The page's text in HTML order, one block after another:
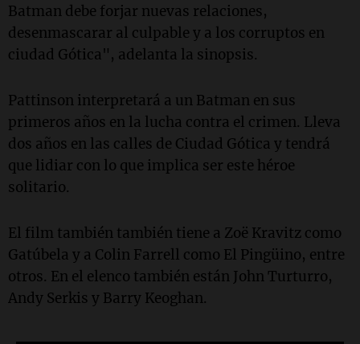
Batman debe forjar nuevas relaciones,
desenmascarar al culpable y a los corruptos en
ciudad Gótica", adelanta la sinopsis.
Pattinson interpretará a un Batman en sus
primeros años en la lucha contra el crimen. Lleva
dos años en las calles de Ciudad Gótica y tendrá
que lidiar con lo que implica ser este héroe
solitario.
El film también también tiene a Zoë Kravitz como
Gatúbela y a Colin Farrell como El Pingüino, entre
otros. En el elenco también están John Turturro,
Andy Serkis y Barry Keoghan.